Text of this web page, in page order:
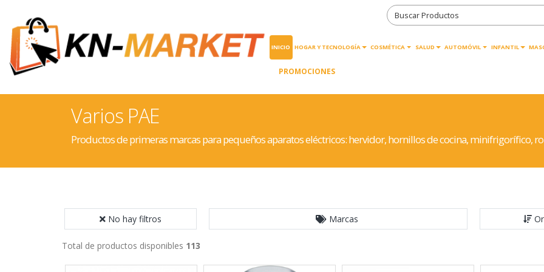
INICIO HOGAR Y TECNOLOGÍA COSMÉTICA SALUD AUTOMÓVIL INFANTIL
PROMOCIONES
Varios PAE
Productos de primeras marcas para pequeños aparatos eléctricos: hervidor, hornillos de cocina, minifrigorífico,
No hay filtros Marcas
Total de productos disponibles 113